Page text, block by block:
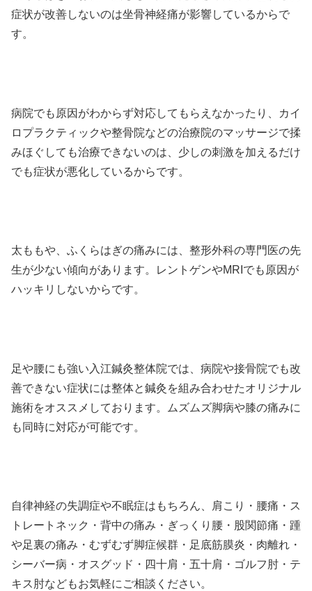
症状が改善しないのは坐骨神経痛が影響しているからで
す。
病院でも原因がわからず対応してもらえなかったり、カイ
ロプラクティックや整骨院などの治療院のマッサージで揉
みほぐしても治療できないのは、少しの刺激を加えるだけ
でも症状が悪化しているからです。
太ももや、ふくらはぎの痛みには、整形外科の専門医の先
生が少ない傾向があります。レントゲンやMRIでも原因が
ハッキリしないからです。
足や腰にも強い入江鍼灸整体院では、病院や接骨院でも改
善できない症状には整体と鍼灸を組み合わせたオリジナル
施術をオススメしております。ムズムズ脚病や膝の痛みに
も同時に対応が可能です。
自律神経の失調症や不眠症はもちろん、肩こり・腰痛・ス
トレートネック・背中の痛み・ぎっくり腰・股関節痛・踵
や足裏の痛み・むずむず脚症候群・足底筋膜炎・肉離れ・
シーバー病・オスグッド・四十肩・五十肩・ゴルフ肘・テ
キス肘などもお気軽にご相談ください。